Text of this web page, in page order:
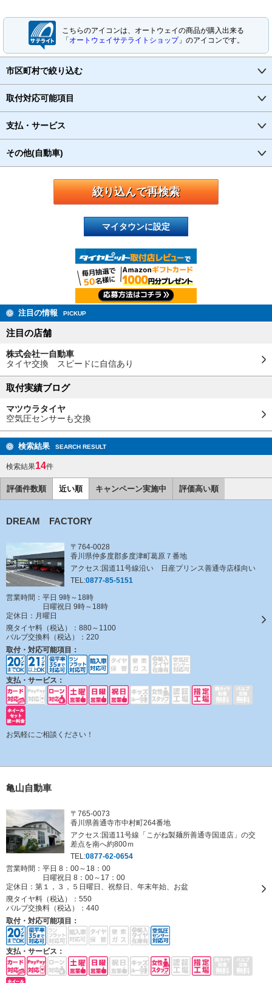
こちらのアイコンは、オートウェイの商品が購入出来る
「オートウェイサテライトショップ」のアイコンです。
市区町村で絞り込む
取付対応可能項目
支払・サービス
その他(自動車)
マイタウンに設定
注目の情報 PICKUP
注目の店舗
株式会社一自動車
タイヤ交換 スピードに自信あり
取付実績ブログ
マツウラタイヤ
空気圧センサーも交換
検索結果 SEARCH RESULT
検索結果14件
評価件数順 近い順 キャンペーン実施中 評価高い順
DREAM FACTORY
〒764-0028
香川県仲多度郡多度津町葛原７番地
アクセス:国道11号線沿い 日産プリンス善通寺店様向い
TEL:0877-85-5151
営業時間：平日 9時～18時
日曜祝日 9時～18時
定休日： 月曜日
廃タイヤ料（税込）： 880～1100
バルブ交換料（税込）： 220
取付・対応可能項目：
支払・サービス：
お気軽にご相談ください！
亀山自動車
〒765-0073
香川県善通寺市中村町264番地
アクセス:国道11号線「こがね製麺所善通寺国道店」の交
差点を南へ約800ｍ
TEL:0877-62-0654
営業時間：平日 8：00～18：00
日曜祝日 8：00～17：00
定休日： 第１，３，５日曜日、祝祭日、年末年始、お盆
廃タイヤ料（税込）： 550
バルブ交換料（税込）： 440
取付・対応可能項目：
支払・サービス：